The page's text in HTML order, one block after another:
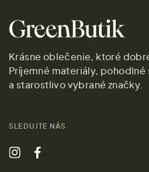
Krásne oblečenie, ktoré
Príjemné materiály, pohodlné
a starostlivo vybrané značky.
SLEDUJTE NÁS